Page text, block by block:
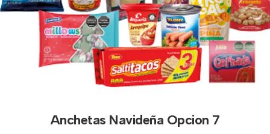
Anchetas Navideña Opcion 7